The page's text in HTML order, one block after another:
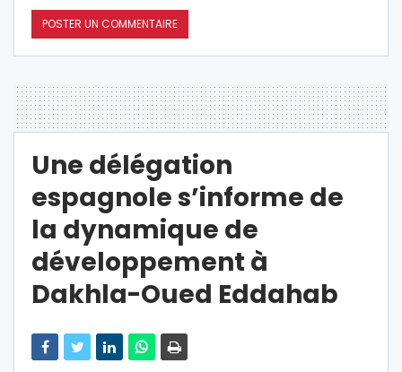
Une délégation
espagnole s’informe de
la dynamique de
développement à
Dakhla-Oued Eddahab